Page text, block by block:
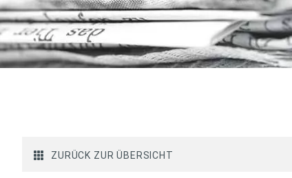
ZURÜCK ZUR ÜBERSICHT